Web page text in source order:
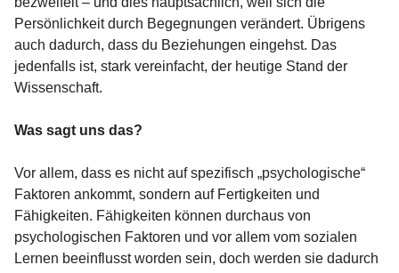
Persönlichkeit durch Begegnungen verändert. Übrigens
auch dadurch, dass du Beziehungen eingehst. Das
jedenfalls ist, stark vereinfacht, der heutige Stand der
Wissenschaft.
Was sagt uns das?
Vor allem, dass es nicht auf spezifisch „psychologische“
Faktoren ankommt, sondern auf Fertigkeiten und
Fähigkeiten. Fähigkeiten können durchaus von
psychologischen Faktoren und vor allem vom sozialen
Lernen beeinflusst worden sein, doch werden sie dadurch